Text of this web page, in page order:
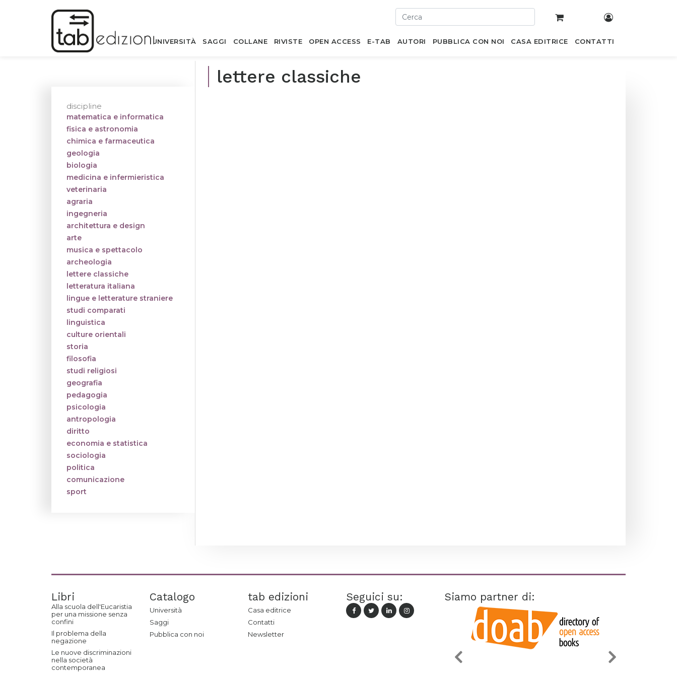
UNIVERSITÀ SAGGI COLLANE RIVISTE OPEN ACCESS E-TAB AUTORI PUBBLICA CON NOI CASA EDITRICE CONTATTI
lettere classiche
discipline
matematica e informatica
fisica e astronomia
chimica e farmaceutica
geologia
biologia
medicina e infermieristica
veterinaria
agraria
ingegneria
architettura e design
arte
musica e spettacolo
archeologia
lettere classiche
letteratura italiana
lingue e letterature straniere
studi comparati
linguistica
culture orientali
storia
filosofia
studi religiosi
geografia
pedagogia
psicologia
antropologia
diritto
economia e statistica
sociologia
politica
comunicazione
sport
Libri
Alla scuola dell'Eucaristia
per una missione senza
confini
Il problema della
negazione
Le nuove discriminazioni
nella società
contemporanea
Catalogo
Università
Saggi
Pubblica con noi
tab edizioni
Casa editrice
Contatti
Newsletter
Seguici su: Siamo partner di: